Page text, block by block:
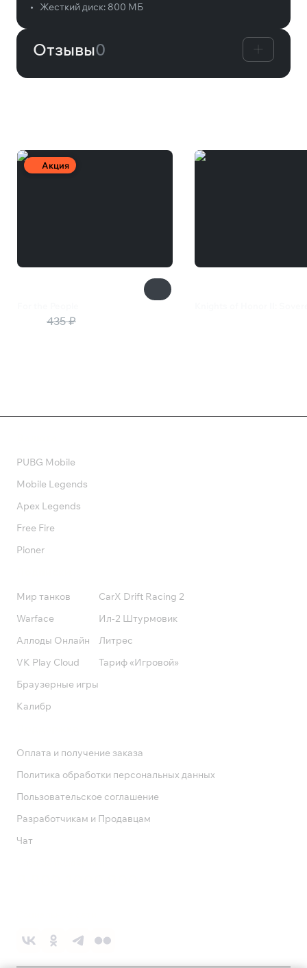
•
Жесткий диск: 800 МБ
Отзывы0
Акция
435 ₽
PUBG Mobile
Mobile Legends
Apex Legends
Free Fire
Pioner
Мир танков
Warface
Аллоды Онлайн
VK Play Cloud
Браузерные игры
Калибр
CarX Drift Racing 2
Ил-2 Штурмовик
Литрес
Тариф «Игровой»
Оплата и получение заказа
Политика обработки персональных данных
Пользовательское соглашение
Разработчикам и Продавцам
Чат